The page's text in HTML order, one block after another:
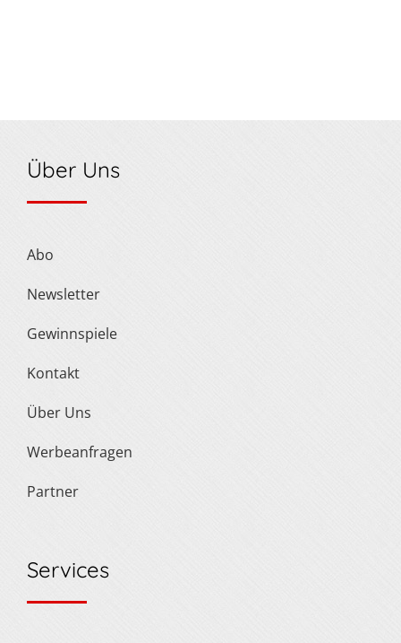
Über Uns
Abo
Newsletter
Gewinnspiele
Kontakt
Über Uns
Werbeanfragen
Partner
Services